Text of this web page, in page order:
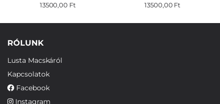
13500,00 Ft 13500,00 Ft
RÓLUNK
Lusta Macskáról
Kapcsolatok
Facebook
Instagram